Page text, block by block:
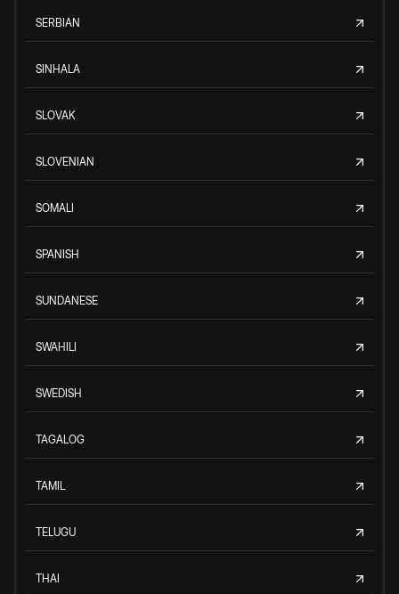
SERBIAN
SINHALA
SLOVAK
SLOVENIAN
SOMALI
SPANISH
SUNDANESE
SWAHILI
SWEDISH
TAGALOG
TAMIL
TELUGU
THAI